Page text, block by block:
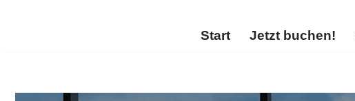
Start Jetzt buchen!